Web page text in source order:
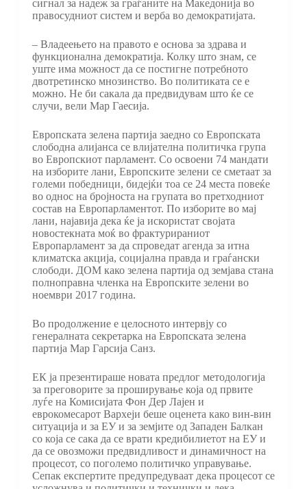
сигнал за надеж за граѓаните на Македонија во
правосудниот систем и верба во демократијата.
– Владеењето на правото е основа за здрава и
функционална демократија. Колку што знам, се
уште има можност да се постигне потребното
двотретинско мнозинство. Во политиката се е
можно. Не би сакала да предвидувам што ќе се
случи, вели Мар Гаесија.
Европската зелена партија заедно со Европската
слободна алијанса се влијателна политичка група
во Европскиот парламент. Со освоени 74 мандати
на изборите лани, Европските зелени се сметаат за
големи победници, бидејќи тоа се 24 места повеќе
во однос на бројноста на групата во претходниот
состав на Европарламентот. По изборите во мај
лани, најавија дека ќе ја искористат својата
новостекната моќ во фрактурираниот
Европарламент за да спроведат агенда за итна
климатска акција, социјална правда и граѓански
слободи. ДОМ како зелена партија од земјава стана
полноправна членка на Европските зелени во
ноември 2017 година.
Во продолжение е целосното интервју со
генералната секретарка на Европската зелена
партија Мар Гарсија Санз.
ЕК ја презентираше новата предлог методологија
за преговорите за проширување која од првите
луѓе на Комисијата Фон Дер Лајен и
еврокомесарот Вархеји беше оценета како вин-вин
ситуација и за ЕУ и за земјите од Западен Балкан
со која се сака да се врати кредибилиетот на ЕУ и
да се овозможи предвидливост и динамичност на
процесот, со поголемо политичко управување.
Сепак експертите предупредуваат дека процесот се